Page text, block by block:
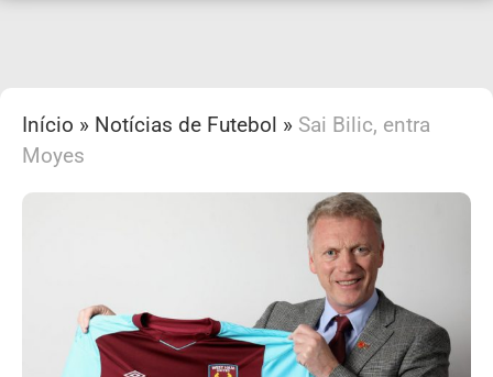
Início » Notícias de Futebol » Sai Bilic, entra
Moyes